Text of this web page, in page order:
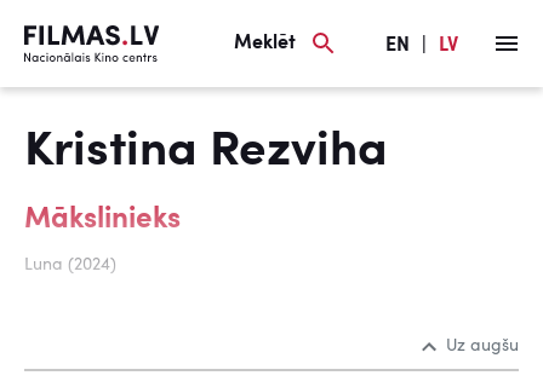
Meklēt EN LV
Kristina Rezviha
Mākslinieks
Luna (2024)
Uz augšu